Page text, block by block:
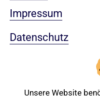
Impressum
Datenschutz
Nach oben
Unsere Website